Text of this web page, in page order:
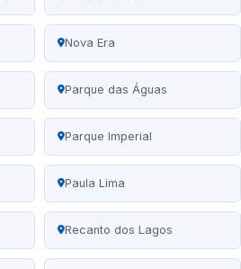
Nova Era
Parque das Águas
Parque Imperial
Paula Lima
Recanto dos Lagos